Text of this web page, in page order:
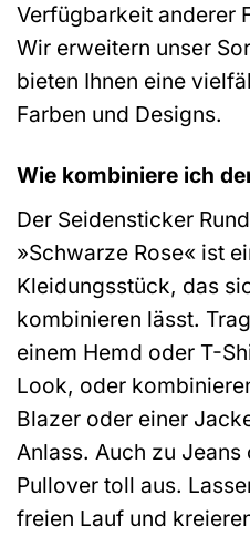
Verfügbarkeit anderer
Wir erweitern unser
bieten Ihnen eine
Farben und Designs.
Wie kombiniere ich
Der Seidensticker
»Schwarze Rose« ist
Kleidungsstück, das
kombinieren lässt.
einem Hemd oder T-
Look, oder
Blazer oder einer
Anlass. Auch zu
Pullover toll aus.
freien Lauf und